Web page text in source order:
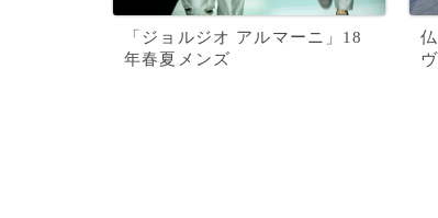
「ジョルジオ アルマーニ」18
年春夏メンズ